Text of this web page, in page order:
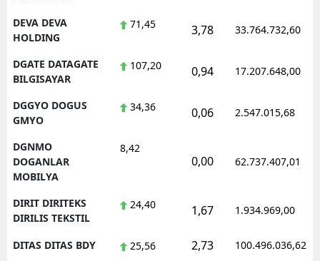
DEVA DEVA
HOLDING
71,45 3,78 33.764.732,60
DGATE DATAGATE
BILGISAYAR
107,20 0,94 17.207.648,00
DGGYO DOGUS
GMYO
34,36 0,06 2.547.015,68
DGNMO
DOGANLAR
MOBILYA
8,42
0,00 62.737.407,01
DIRIT DIRITEKS
DIRILIS TEKSTIL
24,40 1,67 1.934.969,00
DITAS DITAS BDY 25,56 2,73 100.496.036,62